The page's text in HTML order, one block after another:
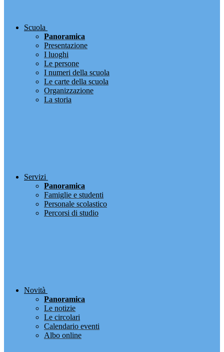
Scuola
Panoramica
Presentazione
I luoghi
Le persone
I numeri della scuola
Le carte della scuola
Organizzazione
La storia
Servizi
Panoramica
Famiglie e studenti
Personale scolastico
Percorsi di studio
Novità
Panoramica
Le notizie
Le circolari
Calendario eventi
Albo online